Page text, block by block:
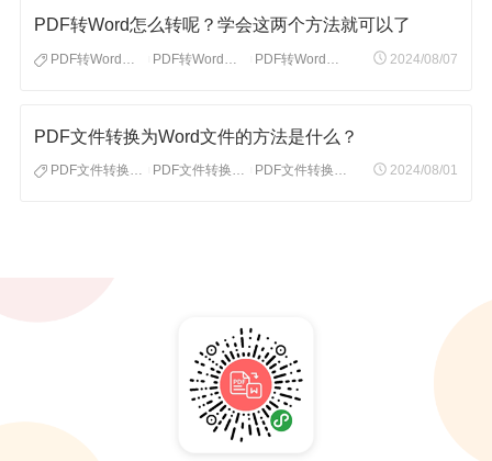
PDF转Word怎么转呢？学会这两个方法就可以了
PDF转Word怎么转 PDF转Word格式 PDF转Word文档 2024/08/07
PDF文件转换为Word文件的方法是什么？
PDF文件转换为Word文件 PDF文件转换为Word PDF文件转换为Word格式 2024/08/01